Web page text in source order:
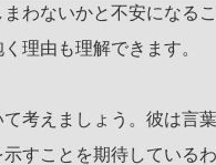
わないかと不安になる
理由も理解できます。
考えましょう。彼は言
すことを期待している